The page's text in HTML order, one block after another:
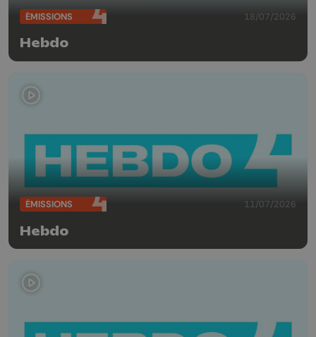
ÉMISSIONS 18/07/2026
Hebdo
ÉMISSIONS 11/07/2026
Hebdo